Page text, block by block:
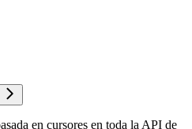
en cursores en toda la API de